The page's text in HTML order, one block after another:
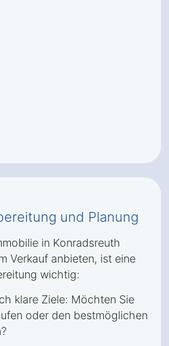
und Planung
in Konradsreuth
Verkauf anbieten, ist eine
wichtig:
klare Ziele: Möchten Sie
oder den bestmöglichen